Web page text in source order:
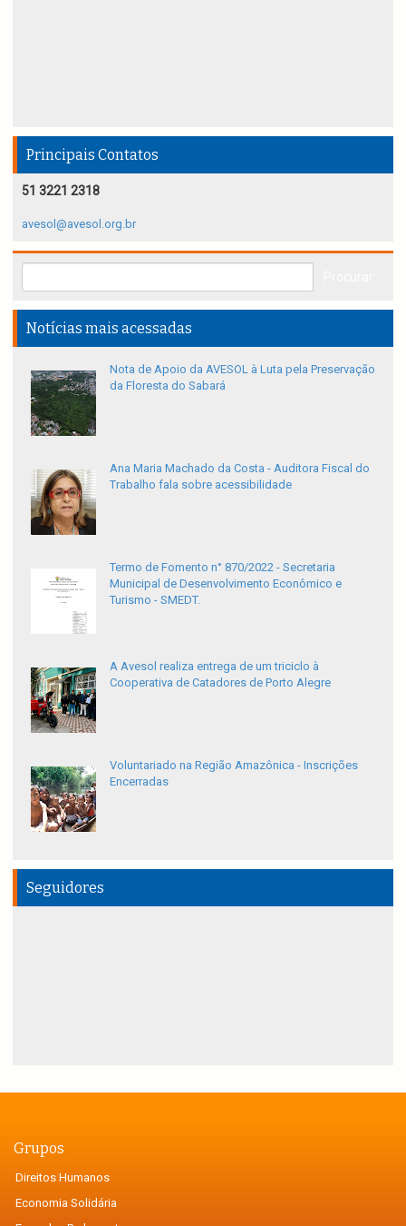
Principais Contatos
51 3221 2318
avesol@avesol.org.br
Notícias mais acessadas
Nota de Apoio da AVESOL à Luta pela Preservação
da Floresta do Sabará
Ana Maria Machado da Costa - Auditora Fiscal do
Trabalho fala sobre acessibilidade
Termo de Fomento n° 870/2022 - Secretaria
Municipal de Desenvolvimento Econômico e
Turismo - SMEDT.
A Avesol realiza entrega de um triciclo à
Cooperativa de Catadores de Porto Alegre
Voluntariado na Região Amazônica - Inscrições
Encerradas
Seguidores
Grupos
Direitos Humanos
Economia Solidária